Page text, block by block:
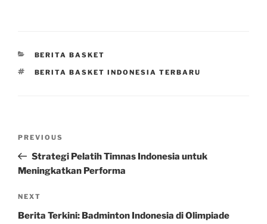
CATEGORIES
BERITA BASKET
TAGS
BERITA BASKET INDONESIA TERBARU
Previous
Post
PREVIOUS
Strategi Pelatih Timnas Indonesia untuk
Meningkatkan Performa
Next
Post
NEXT
Berita Terkini: Badminton Indonesia di Olimpiade